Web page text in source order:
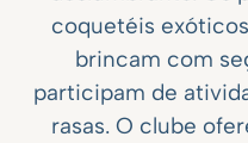
coquetéis
brincam com
participam de
rasas. O clube